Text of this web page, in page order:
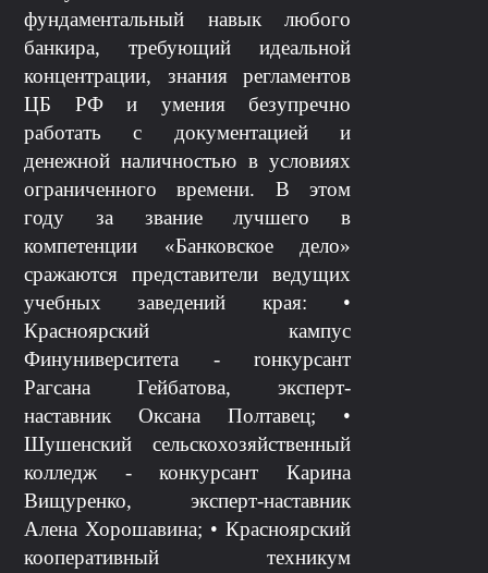
фундаментальный навык любого
банкира, требующий идеальной
концентрации, знания регламентов
ЦБ РФ и умения безупречно
работать с документацией и
денежной наличностью в условиях
ограниченного времени. В этом
году за звание лучшего в
компетенции «Банковское дело»
сражаются представители ведущих
учебных заведений края: •
Красноярский кампус
Финуниверситета - rонкурсант
Рагсана Гейбатова, эксперт-
наставник Оксана Полтавец; •
Шушенский сельскохозяйственный
колледж - конкурсант Карина
Вищуренко, эксперт-наставник
Алена Хорошавина; • Красноярский
кооперативный техникум